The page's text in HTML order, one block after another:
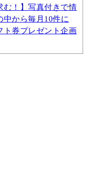
む！】写真付きで情
中から毎月10件に
ト券プレゼント企画